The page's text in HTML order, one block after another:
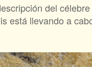
del
está llevando a